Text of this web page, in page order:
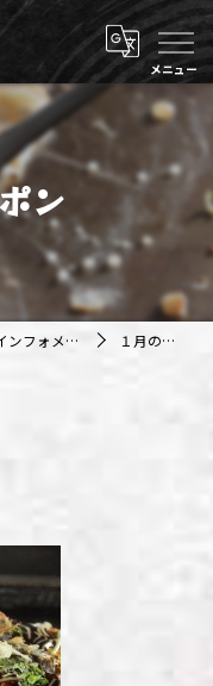
ン
フォメーション １月のクーポン